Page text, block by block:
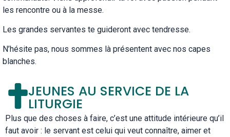
les rencontre ou à la messe.
Les grandes servantes te guideront avec tendresse.
N’hésite pas, nous sommes là présentent avec nos capes
blanches.
JEUNES AU SERVICE DE LA
LITURGIE
Plus que des choses à faire, c’est une attitude intérieure qu’il
faut avoir : le servant est celui qui veut connaître, aimer et